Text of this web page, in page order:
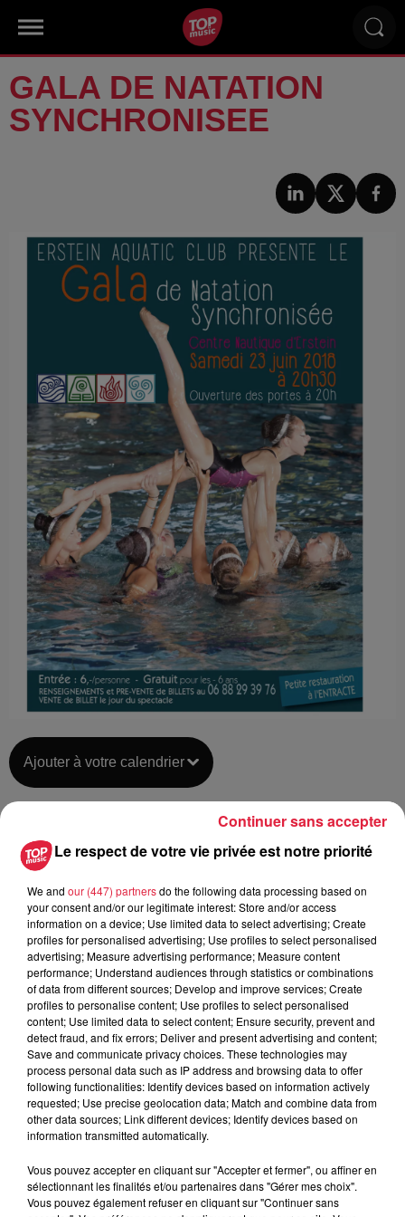
GALA DE NATATION
SYNCHRONISEE
Ajouter à votre calendrier
Date
Lieu ERSTEIN (67)
Organisateur
FISCHER MARIE CHRISTINE
0649096578
lolotine2@hotmail.fr
Le respect de votre vie privée est notre priorité
We and our (447) partnersdo the following data processing based on
your consent and/or our legitimate interest: Store and/or access
information on a device; Use limited data to select advertising; Create
profiles for personalised advertising; Use profiles to select personalised
advertising; Measure advertising performance; Measure content
performance; Understand audiences through statistics or combinations
of data from different sources; Develop and improve services; Create
profiles to personalise content; Use profiles to select personalised
content; Use limited data to select content; Ensure security, prevent and
detect fraud, and fix errors; Deliver and present advertising and content;
Save and communicate privacy choices. These technologies may
process personal data such as IP address and browsing data to offer
following functionalities: Identify devices based on information actively
requested; Use precise geolocation data; Match and combine data from
other data sources; Link different devices; Identify devices based on
information transmitted automatically.
Vous pouvez accepter en cliquant sur "Accepter et fermer", ou affiner en
sélectionnant les finalités et/ou partenaires dans "Gérer mes choix".
Vous pouvez également refuser en cliquant sur "Continuer sans
Continuer sans accepter